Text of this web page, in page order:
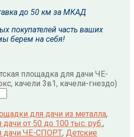
до 50 км за МКАД
покупателей часть ваших
берем на себя!
площадка для дачи ЧЕ-
качели 3в1, качели-гнездо)
для дачи из металла,
от 50 до 100 тыс. руб.,
дачи ЧЕ-СПОРТ, Детские